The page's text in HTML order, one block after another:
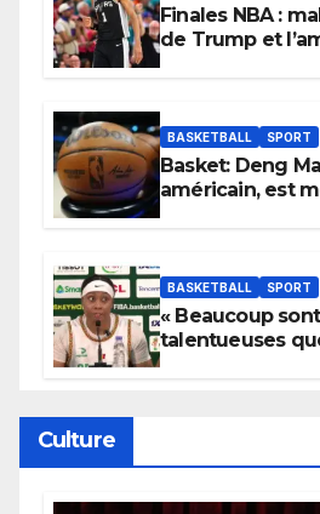
Finales NBA :
de Trump et
BASKETBALL SPORT
Basket: Deng
américain, est
BASKETBALL SPORT
« Beaucoup
talentueuses
Culture